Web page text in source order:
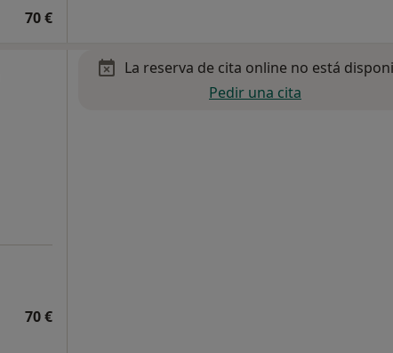
70 €
70 €
La reserva de cita online no está
Pedir una cita